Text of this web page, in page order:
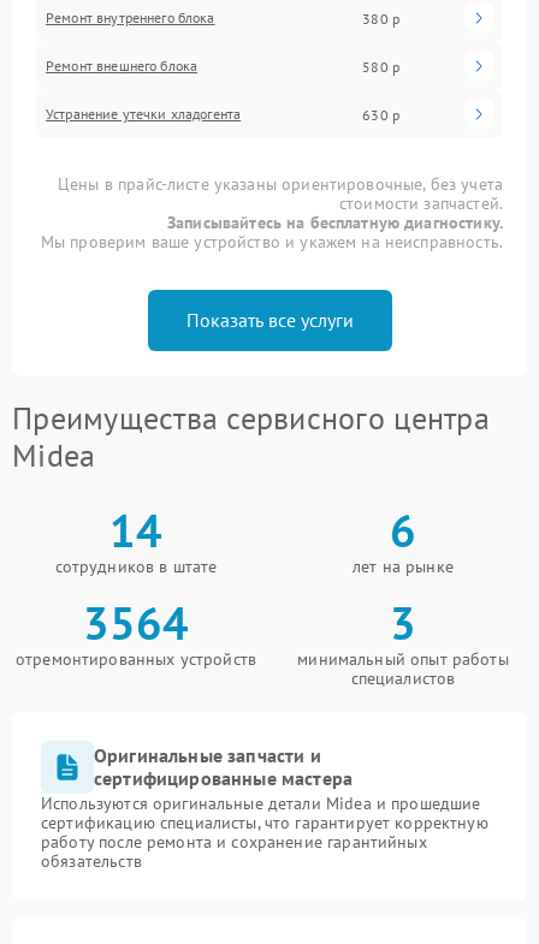
Ремонт внутреннего блока 380 р
Ремонт внешнего блока 580 р
Устранение утечки хладогента 630 р
Цены в прайс-листе указаны ориентировочные, без учета
стоимости запчастей.
Записывайтесь на бесплатную диагностику.
Мы проверим ваше устройство и укажем на неисправность.
Показать все услуги
Преимущества сервисного центра
Midea
14
сотрудников в штате
6
лет на рынке
3564
отремонтированных устройств
3
минимальный опыт работы
специалистов
Оригинальные запчасти и
сертифицированные мастера
Используются оригинальные детали Midea и прошедшие
сертификацию специалисты, что гарантирует корректную
работу после ремонта и сохранение гарантийных
обязательств